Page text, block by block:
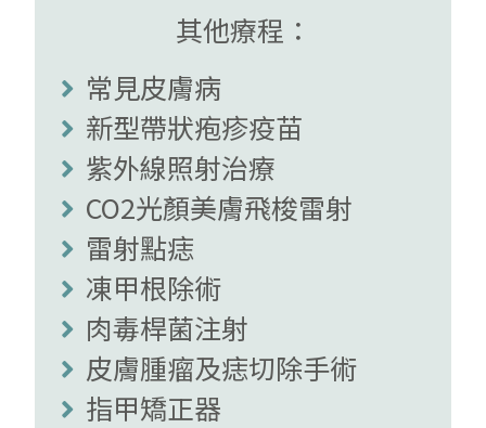
其他療程：
常見皮膚病
新型帶狀疱疹疫苗
紫外線照射治療
CO2光顏美膚飛梭雷射
雷射點痣
凍甲根除術
肉毒桿菌注射
皮膚腫瘤及痣切除手術
指甲矯正器